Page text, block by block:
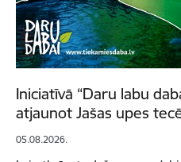
Iniciatīvā “Daru labu
atjaunot Jašas upes
05.08.2026.